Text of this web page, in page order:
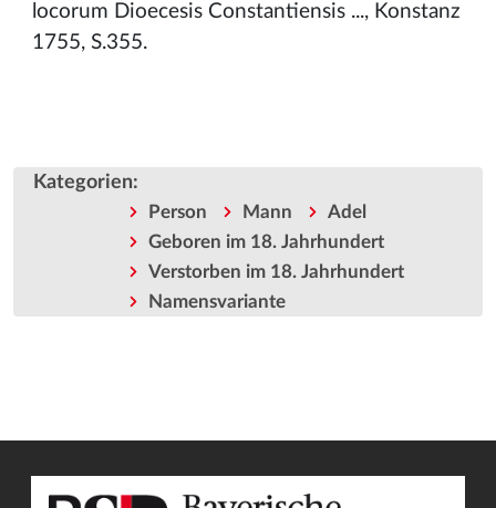
locorum Dioecesis Constantiensis ..., Konstanz
1755, S.355.
Kategorien:
Person Mann
Adel
Geboren im 18. Jahrhundert
Verstorben im 18. Jahrhundert
Namensvariante